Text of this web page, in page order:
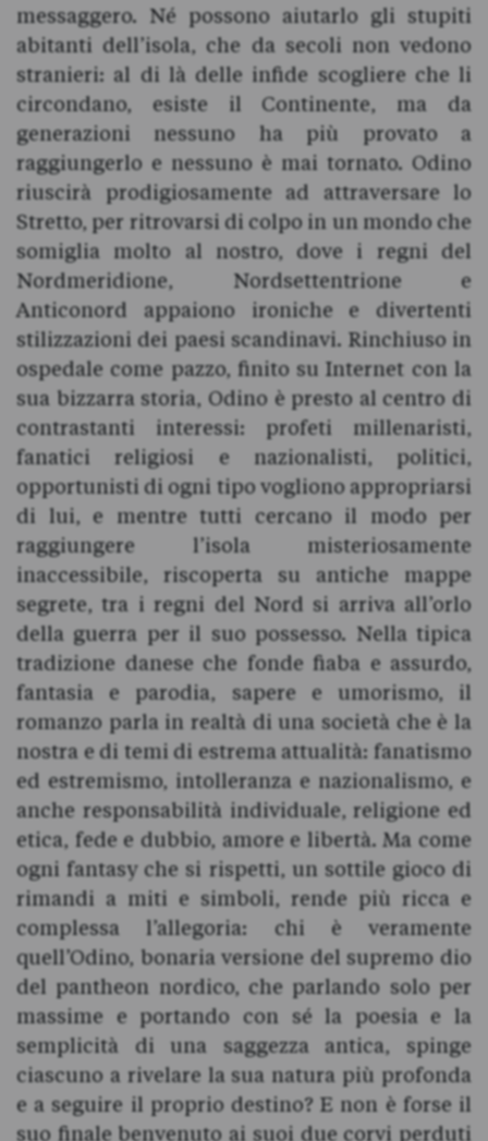
messaggero. Né possono aiutarlo gli stupiti
abitanti dell’isola, che da secoli non vedono
stranieri: al di là delle infide scogliere che li
circondano, esiste il Continente, ma da
generazioni nessuno ha più provato a
raggiungerlo e nessuno è mai tornato. Odino
riuscirà prodigiosamente ad attraversare lo
Stretto, per ritrovarsi di colpo in un mondo che
somiglia molto al nostro, dove i regni del
Nordmeridione, Nordsettentrione e
Anticonord appaiono ironiche e divertenti
stilizzazioni dei paesi scandinavi. Rinchiuso in
ospedale come pazzo, finito su Internet con la
sua bizzarra storia, Odino è presto al centro di
contrastanti interessi: profeti millenaristi,
fanatici religiosi e nazionalisti, politici,
opportunisti di ogni tipo vogliono appropriarsi
di lui, e mentre tutti cercano il modo per
raggiungere l’isola misteriosamente
inaccessibile, riscoperta su antiche mappe
segrete, tra i regni del Nord si arriva all’orlo
della guerra per il suo possesso. Nella tipica
tradizione danese che fonde fiaba e assurdo,
fantasia e parodia, sapere e umorismo, il
romanzo parla in realtà di una società che è la
nostra e di temi di estrema attualità: fanatismo
ed estremismo, intolleranza e nazionalismo, e
anche responsabilità individuale, religione ed
etica, fede e dubbio, amore e libertà. Ma come
ogni fantasy che si rispetti, un sottile gioco di
rimandi a miti e simboli, rende più ricca e
complessa l’allegoria: chi è veramente
quell’Odino, bonaria versione del supremo dio
del pantheon nordico, che parlando solo per
massime e portando con sé la poesia e la
semplicità di una saggezza antica, spinge
ciascuno a rivelare la sua natura più profonda
e a seguire il proprio destino? E non è forse il
suo finale benvenuto ai suoi due corvi perduti